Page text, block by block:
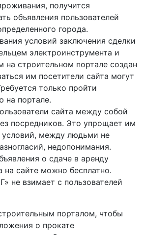
получится
объявления пользователей
города.
условий заключения сделки
электроинструмента и
на строительном портале создан
им посетители сайта могут
только пройти
на портале.
сайта между собой
посредников. Это упрощает им
условий, между людьми не
недопонимания.
о сдаче в аренду
на сайте можно бесплатно.
не взимает с пользователей
порталом, чтобы
о прокате